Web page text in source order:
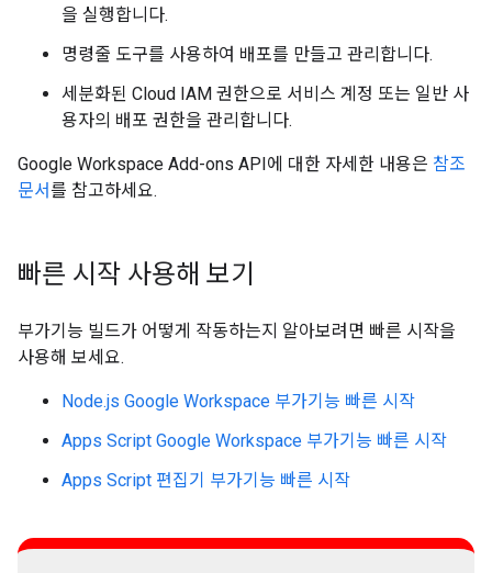
을 실행합니다.
명령줄 도구를 사용하여 배포를 만들고 관리합니다.
세분화된 Cloud IAM 권한으로 서비스 계정 또는 일반 사
용자의 배포 권한을 관리합니다.
Google Workspace Add-ons API에 대한 자세한 내용은 참조
문서를 참고하세요.
빠른 시작 사용해 보기
부가기능 빌드가 어떻게 작동하는지 알아보려면 빠른 시작을
사용해 보세요.
Node.js Google Workspace 부가기능 빠른 시작
Apps Script Google Workspace 부가기능 빠른 시작
Apps Script 편집기 부가기능 빠른 시작